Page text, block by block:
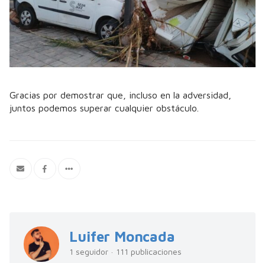
Gracias por demostrar que, incluso en la adversidad,
juntos podemos superar cualquier obstáculo.
Luifer Moncada
1 seguidor · 111 publicaciones